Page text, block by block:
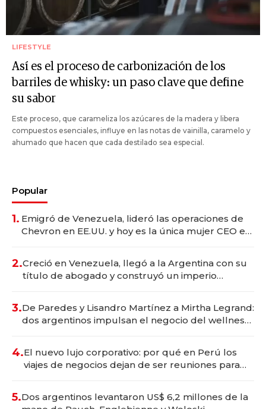
LIFESTYLE
Así es el proceso de carbonización de los
barriles de whisky: un paso clave que define
su sabor
Este proceso, que carameliza los azúcares de la madera y libera
compuestos esenciales, influye en las notas de vainilla, caramelo y
ahumado que hacen que cada destilado sea especial.
Popular
1. Emigró de Venezuela, lideró las operaciones de
Chevron en EE.UU. y hoy es la única mujer CEO en
2.Creció en Venezuela, llegó a la Argentina con su
título de abogado y construyó un imperio
3.De Paredes y Lisandro Martínez a Mirtha Legrand:
dos argentinos impulsan el negocio del wellness
4.El nuevo lujo corporativo: por qué en Perú los
viajes de negocios dejan de ser reuniones para
5.Dos argentinos levantaron US$ 6,2 millones de la